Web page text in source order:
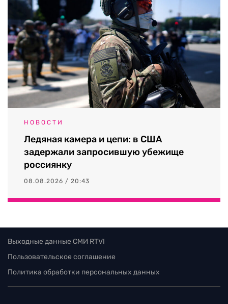
НОВОСТИ
Ледяная камера и цепи: в США
задержали запросившую убежище
россиянку
08.08.2026 / 20:43
Выходные данные СМИ RTVI
Пользовательское соглашение
Политика обработки персональных данных